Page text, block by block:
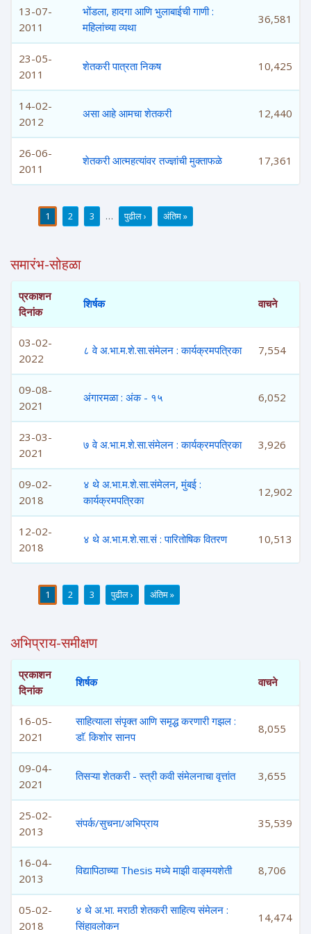
13-07-
2011
भोंडला, हादगा आणि भुलाबाईची गाणी :
महिलांच्या व्यथा
36,581
23-05-
2011
शेतकरी पात्रता निकष 10,425
14-02-
2012
असा आहे आमचा शेतकरी 12,440
26-06-
2011
शेतकरी आत्महत्यांवर तज्ज्ञांची मुक्ताफळे 17,361
1 2 3 … पुढील › अंतिम »
समारंभ-सोहळा
प्रकाशन
दिनांक
शिर्षक वाचने
03-02-
2022
८ वे अ.भा.म.शे.सा.संमेलन : कार्यक्रमपत्रिका 7,554
09-08-
2021
अंगारमळा : अंक - १५ 6,052
23-03-
2021
७ वे अ.भा.म.शे.सा.संमेलन : कार्यक्रमपत्रिका 3,926
09-02-
2018
४ थे अ.भा.म.शे.सा.संमेलन, मुंबई :
कार्यक्रमपत्रिका
12,902
12-02-
2018
४ थे अ.भा.म.शे.सा.सं : पारितोषिक वितरण 10,513
1 2 3 पुढील › अंतिम »
अभिप्राय-समीक्षण
प्रकाशन
दिनांक
शिर्षक वाचने
16-05-
2021
साहित्याला संपृक्त आणि समृद्ध करणारी गझल :
डाॅ. किशाेर सानप
8,055
09-04-
2021
तिसऱ्या शेतकरी - स्त्री कवी संमेलनाचा वृत्तांत 3,655
25-02-
2013
संपर्क/सुचना/अभिप्राय 35,539
16-04-
2013
विद्यापिठाच्या Thesis मध्ये माझी वाङ्मयशेती 8,706
05-02-
2018
४ थे अ.भा. मराठी शेतकरी साहित्य संमेलन :
सिंहावलोकन
14,474